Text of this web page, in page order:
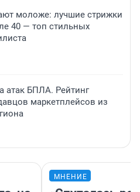
моложе: лучшие стрижки
40 — топ стильных
атак БПЛА. Рейтинг
маркетплейсов из
МНЕНИЕ